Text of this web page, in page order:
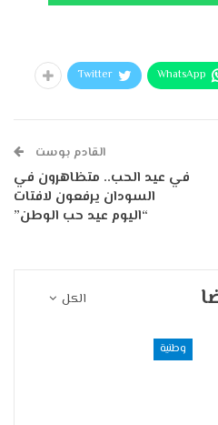
WhatsApp
Twitter
القادم بوست
في عيد الحب.. متظاهرون في
السودان يرفعون لافتات
“اليوم عيد حب الوطن”
الكل
وطنية